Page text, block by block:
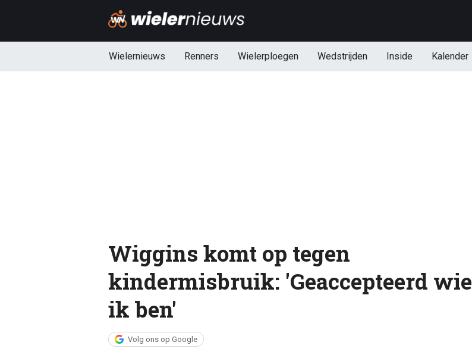
Wielernieuws Renners Wielerploegen Wedstrijden Inside Kalender
Wiggins komt op tegen
kindermisbruik: 'Geaccepteerd wie
ik ben'
Volg ons op Google